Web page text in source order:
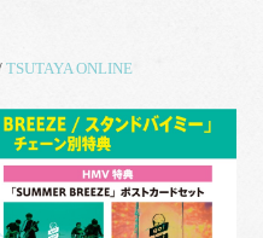
TSUTAYA ONLINE